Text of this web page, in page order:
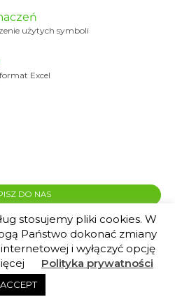
użytych symboli
Excel
DO NAS
by euforino!
stosujemy pliki cookies. W
Państwo dokonać zmiany
i wyłączyć opcję
Polityka prywatności
ACCEPT